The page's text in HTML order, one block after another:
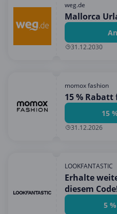
weg.de
Mallorca
31.12.2030
momox fashion
15 %
15
31.12.2026
LOOKFANTASTIC
Erhalte
diesem
5